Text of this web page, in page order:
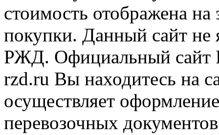
стоимость отображена
покупки. Данный сайт не
РЖД. Официальный сайт
rzd.ru Вы находитесь на
осуществляет
перевозочных